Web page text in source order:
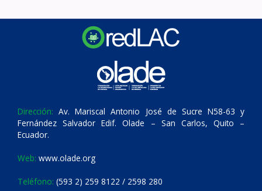
Dirección: Av. Mariscal Antonio José de Sucre N58-63 y
Fernández Salvador Edif. Olade – San Carlos, Quito –
Ecuador.
Web: www.olade.org
Teléfono: (593 2) 259 8122 / 2598 280